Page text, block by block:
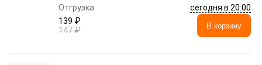
Отгрузка
сегодня в 20:00
139 ₽
147 ₽
В корзину